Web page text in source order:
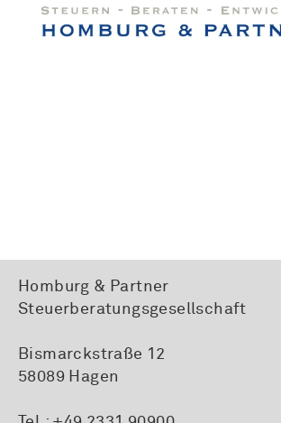
Homburg & Partner
Steuerberatungsgesellschaft
Bismarckstraße 12
58089 Hagen